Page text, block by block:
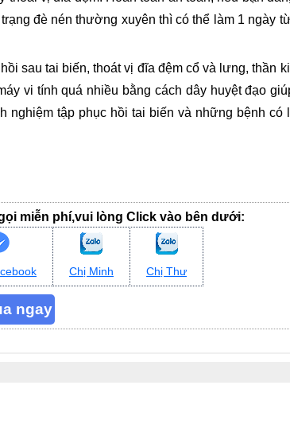
đè nén thường xuyên thì có thể làm 1 ngày
sau tai biến, thoát vị đĩa đệm cổ và lưng, thần
vi tính quá nhiều bằng cách dây huyệt đạo
nghiệm tập phục hồi tai biến và những bệnh
miễn phí,vui lòng Click vào bên dưới:
Chị Minh Chị Thư